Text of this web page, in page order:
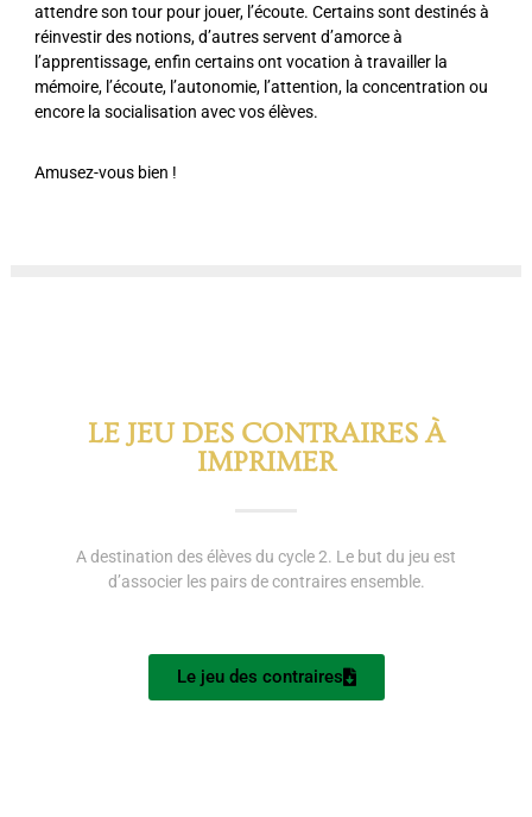
attendre son tour pour jouer, l’écoute. Certains sont destinés à
réinvestir des notions, d’autres servent d’amorce à
l’apprentissage, enfin certains ont vocation à travailler la
mémoire, l’écoute, l’autonomie, l’attention, la concentration ou
encore la socialisation avec vos élèves.
Amusez-vous bien !
LE JEU DES CONTRAIRES À
IMPRIMER
A destination des élèves du cycle 2. Le but du jeu est
d’associer les pairs de contraires ensemble.
Le jeu des contraires